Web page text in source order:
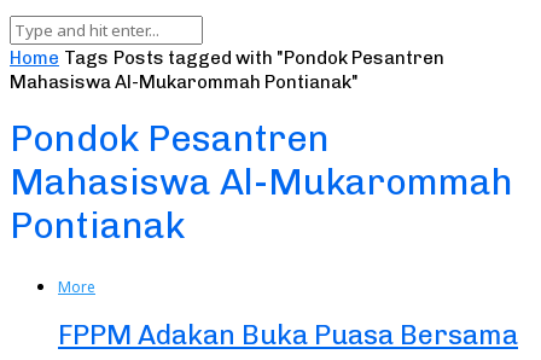
Home Tags Posts tagged with "Pondok Pesantren
Mahasiswa Al-Mukarommah Pontianak"
Pondok Pesantren
Mahasiswa Al-Mukarommah
Pontianak
More
FPPM Adakan Buka Puasa Bersama